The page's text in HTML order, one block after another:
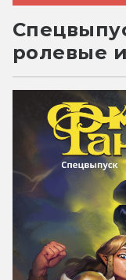
ролевые